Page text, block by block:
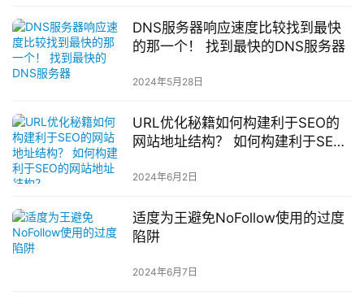
DNS服务器响应速度比较找到最快
的那一个！ 找到最快的DNS服务器
2024年5月28日
URL优化秘籍如何构建利于SEO的
网站地址结构？ 如何构建利于SEO
2024年6月2日
适度为王避免NoFollow使用的过度
陷阱
2024年6月7日